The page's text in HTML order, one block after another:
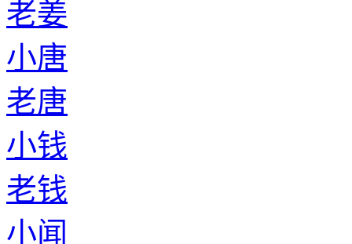
老姜
小唐
老唐
小钱
老钱
小闻